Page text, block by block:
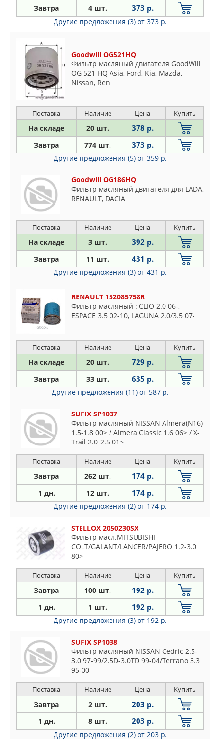
Завтра 4 шт. 373 р.
Другие предложения (3) от 373 р.
Goodwill OG521HQ
Фильтр масляный двигателя GoodWill
OG 521 HQ Asia, Ford, Kia, Mazda,
Nissan, Ren
Поставка Наличие Цена Купить
На складе 20 шт. 378 р.
Завтра 774 шт. 373 р.
Другие предложения (5) от 359 р.
Goodwill OG186HQ
Фильтр масляный двигателя для LADA,
RENAULT, DACIA
Поставка Наличие Цена Купить
На складе 3 шт. 392 р.
Завтра 11 шт. 431 р.
Другие предложения (3) от 431 р.
RENAULT 152085758R
Фильтр масляный : CLIO 2.0 06-,
ESPACE 3.5 02-10, LAGUNA 2.0/3.5 07-
Поставка Наличие Цена Купить
На складе 20 шт. 729 р.
Завтра 33 шт. 635 р.
Другие предложения (11) от 587 р.
SUFIX SP1037
Фильтр масляный NISSAN Almera(N16)
1.5-1.8 00> / Almera Classic 1.6 06> / X-
Trail 2.0-2.5 01>
Поставка Наличие Цена Купить
Завтра 262 шт. 174 р.
1 дн. 12 шт. 174 р.
Другие предложения (2) от 174 р.
STELLOX 2050230SX
Фильтр масл.MITSUBISHI
COLT/GALANT/LANCER/PAJERO 1.2-3.0
80>
Поставка Наличие Цена Купить
Завтра 100 шт. 192 р.
1 дн. 1 шт. 192 р.
Другие предложения (3) от 192 р.
SUFIX SP1038
Фильтр масляный NISSAN Cedric 2.5-
3.0 97-99/2.5D-3.0TD 99-04/Terrano 3.3
95-00
Поставка Наличие Цена Купить
Завтра 2 шт. 203 р.
1 дн. 8 шт. 203 р.
Другие предложения (2) от 203 р.